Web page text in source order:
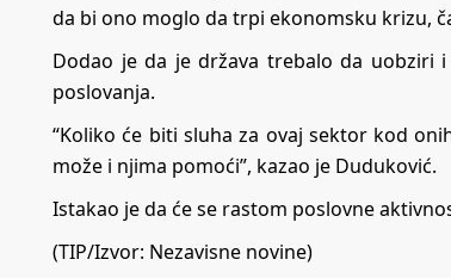
da bi ono moglo da trpi ekonomsku krizu,
Dodao je da je država trebalo da uobziri
poslovanja.
“Koliko će biti sluha za ovaj sektor kod
može i njima pomoći”, kazao je Duduković.
Istakao je da će se rastom poslovne
(TIP/Izvor: Nezavisne novine)